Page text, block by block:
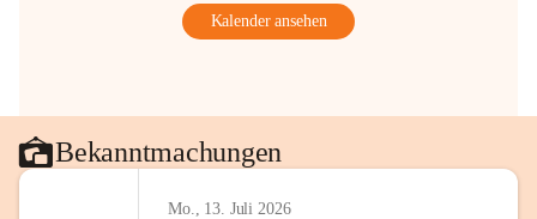
Kalender ansehen
Bekanntmachungen
Mo., 13. Juli 2026